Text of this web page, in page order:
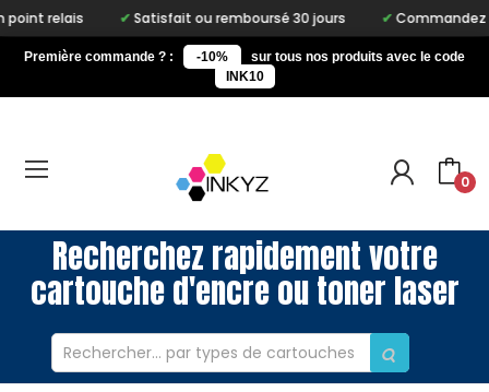
Satisfait ou remboursé 30 jours Commandez avant
Première commande ? : -10%
sur tous nos produits avec le code
INK10
0
Recherchez rapidement votre
cartouche d'encre ou toner laser